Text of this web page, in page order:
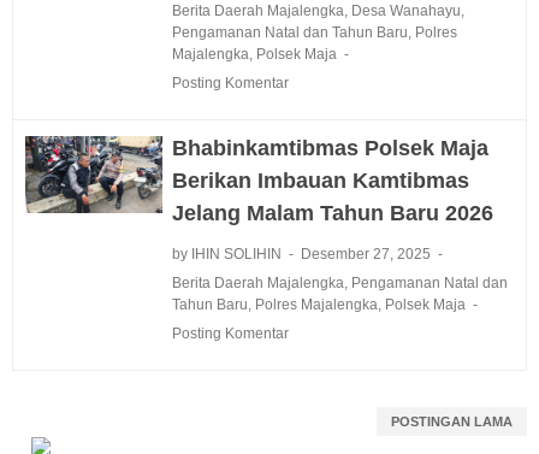
Berita Daerah Majalengka Desa Wanahayu
Pengamanan Natal dan Tahun Baru Polres
Majalengka Polsek Maja
Posting Komentar
Bhabinkamtibmas Polsek Maja
Berikan Imbauan Kamtibmas
Jelang Malam Tahun Baru 2026
by IHIN SOLIHIN
Desember 27, 2025
Berita Daerah Majalengka Pengamanan Natal dan
Tahun Baru Polres Majalengka Polsek Maja
Posting Komentar
POSTINGAN LAMA